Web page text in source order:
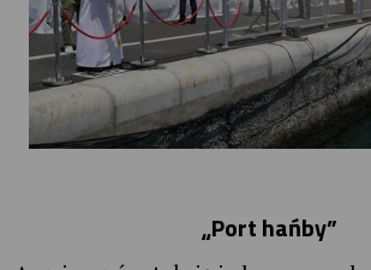
„Port hańby”